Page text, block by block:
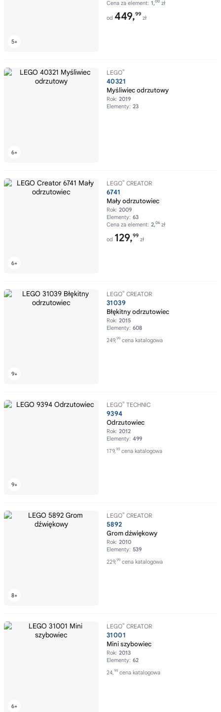
Cena za element: 1,00 zł
od 449,99
zł
LEGO®
40321
Myśliwiec odrzutowy
Rok: 2019
Elementy: 23
LEGO® CREATOR
6741
Mały odrzutowiec
Rok: 2009
Elementy: 63
Cena za element: 2,06 zł
od 129,99
zł
LEGO® CREATOR
31039
Błękitny odrzutowiec
Rok: 2015
Elementy: 608
249,99 cena katalogowa
LEGO® TECHNIC
9394
Odrzutowiec
Rok: 2012
Elementy: 499
179,99 cena katalogowa
LEGO® CREATOR
5892
Grom dźwiękowy
Rok: 2010
Elementy: 539
229,99 cena katalogowa
LEGO® CREATOR
31001
Mini szybowiec
Rok: 2013
Elementy: 62
24,99 cena katalogowa